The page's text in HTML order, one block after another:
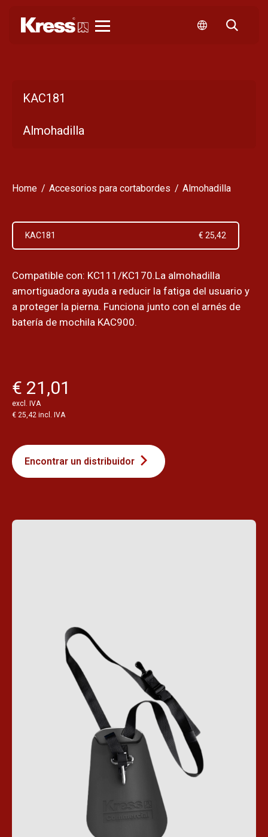
KAC181
Almohadilla
Home Accesorios para cortabordes Almohadilla
KAC181 € 25,42
Compatible con: KC111/KC170.La almohadilla
amortiguadora ayuda a reducir la fatiga del usuario y
a proteger la pierna. Funciona junto con el arnés de
batería de mochila KAC900.
€ 21,01
excl. IVA
€ 25,42 incl. IVA
Encontrar un distribuidor